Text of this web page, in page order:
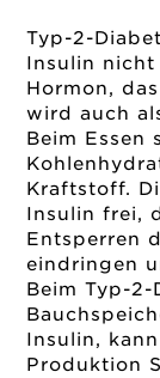
Typ-2-
Insulin nicht
Hormon,
wird auch
Beim Essen
Kraftstoff.
Insulin frei,
Entsperren
eindringen
Beim Typ-
Insulin,
Produktion